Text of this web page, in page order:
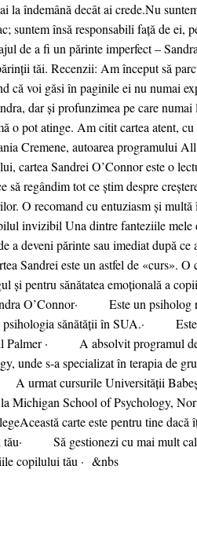
la îndemână decât ai crede.Nu
suntem însă responsabili față de ei,
de a fi un părinte imperfect –
tăi. Recenzii: Am început să
că voi găsi în paginile ei nu numai
dar și profunzimea pe care
o pot atinge. Am citit cartea atent,
Cremene, autoarea programului
cartea Sandrei O’Connor este o
să regândim tot ce știm despre
O recomand cu entuziasm și
invizibil Una dintre fanteziile mele
a deveni părinte sau imediat după
Sandrei este un astfel de «curs». O
și pentru sănătatea emoțională a
O’Connor· Este un psiholog
psihologia sănătății în SUA.· Este
Palmer · A absolvit programul de
unde s-a specializat în terapia de
urmat cursurile Universității
Michigan School of Psychology,
carte este pentru tine
tău· Să gestionezi cu mai mult
copilului tău · &nbs